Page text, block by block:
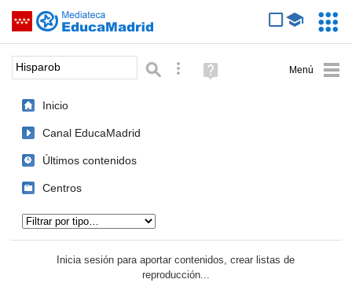
Saltar navegación
Palabra o frase: Búsqueda avanzada
Ayuda
(en
Inicio
Canal EducaMadrid
Últimos contenidos
Centros
Inicia sesión para aportar contenidos, crear listas de
reproducción...